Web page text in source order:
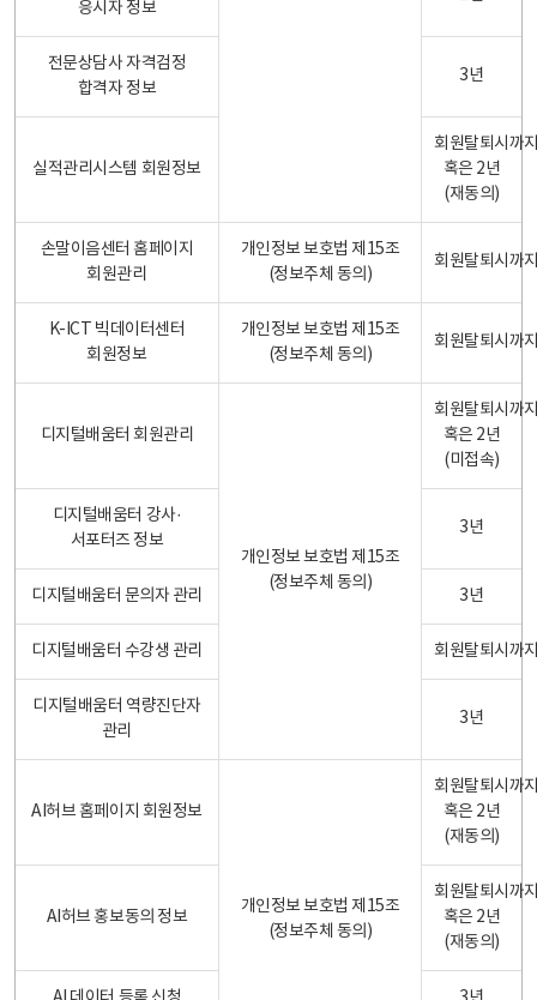
응시자 정보
전문상담사 자격검정
합격자 정보
3년
실적관리시스템 회원정보
회원탈퇴시까
혹은 2년
(재동의)
손말이음센터 홈페이지
회원관리
개인정보 보호법 제15조
(정보주체 동의)
회원탈퇴시까
K-ICT 빅데이터센터
회원정보
개인정보 보호법 제15조
(정보주체 동의)
회원탈퇴시까
디지털배움터 회원관리
개인정보 보호법 제15조
(정보주체 동의)
회원탈퇴시까
혹은 2년
(미접속)
디지털배움터 강사·
서포터즈 정보
3년
디지털배움터 문의자 관리 3년
디지털배움터 수강생 관리 회원탈퇴시까
디지털배움터 역량진단자
관리
3년
AI허브 홈페이지 회원정보
개인정보 보호법 제15조
(정보주체 동의)
회원탈퇴시까
혹은 2년
(재동의)
AI허브 홍보동의 정보
회원탈퇴시까
혹은 2년
(재동의)